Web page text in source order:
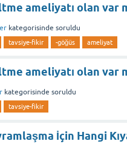
ameliyatı olan var
kategorisinde soruldu
tavsiye-fikir -göğüs ameliyat
ameliyatı olan var
kategorisinde soruldu
tavsiye-fikir
İçin Hangi